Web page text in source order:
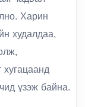
Харин
худалдаа,
хугацаанд
үзэж байна.